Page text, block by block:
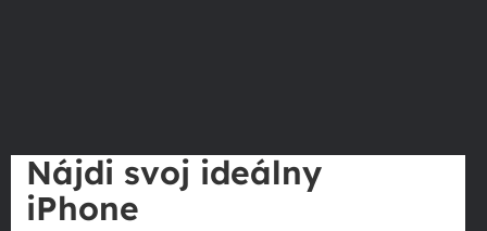
Nájdi svoj ideálny
iPhone